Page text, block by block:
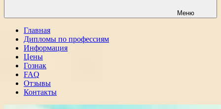
Меню
Главная
Дипломы по профессиям
Информация
Цены
Гознак
FAQ
Отзывы
Контакты